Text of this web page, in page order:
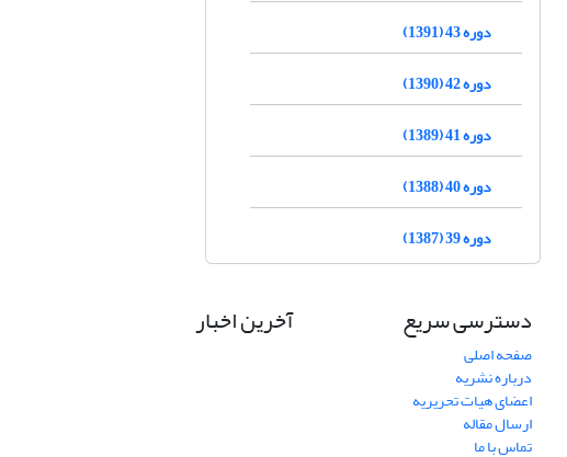
دوره 43 (1391)
دوره 42 (1390)
دوره 41 (1389)
دوره 40 (1388)
دوره 39 (1387)
دسترسی سریع
صفحه اصلی
درباره نشریه
اعضای هیات تحریریه
ارسال مقاله
تماس با ما
آخرین اخبار